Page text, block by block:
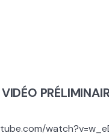
VIDÉO